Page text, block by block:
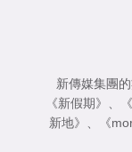
新傳媒集團
《新假期》 、
新地》 、 《